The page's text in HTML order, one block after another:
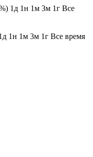
1д 1н 1м 3м 1г Все
1н 1м 3м 1г Все время